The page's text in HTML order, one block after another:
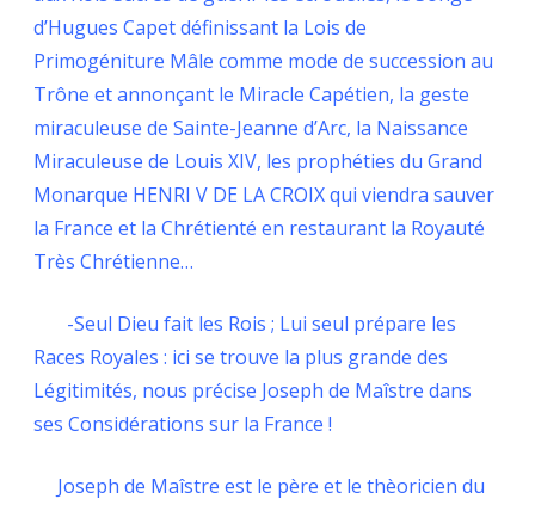
d’Hugues Capet définissant la Lois de
Primogéniture Mâle comme mode de succession au
Trône et annonçant le Miracle Capétien, la geste
miraculeuse de Sainte-Jeanne d’Arc, la Naissance
Miraculeuse de Louis XIV, les prophéties du Grand
Monarque HENRI V DE LA CROIX qui viendra sauver
la France et la Chrétienté en restaurant la Royauté
Très Chrétienne…
-Seul Dieu fait les Rois ; Lui seul prépare les
Races Royales : ici se trouve la plus grande des
Légitimités, nous précise Joseph de Maîstre dans
ses Considérations sur la France !
Joseph de Maîstre est le père et le thèoricien du